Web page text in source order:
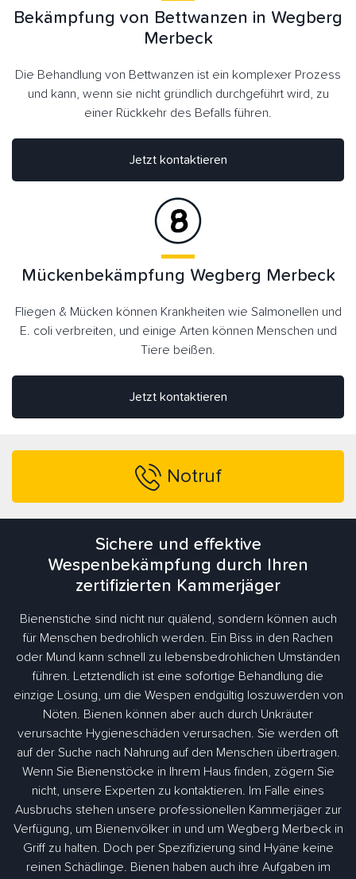
Bekämpfung von Bettwanzen in Wegberg
Merbeck
Die Behandlung von Bettwanzen ist ein komplexer Prozess
und kann, wenn sie nicht gründlich durchgeführt wird, zu
einer Rückkehr des Befalls führen.
Jetzt kontaktieren
Jetzt kontaktieren
Mückenbekämpfung Wegberg Merbeck
Fliegen & Mücken können Krankheiten wie Salmonellen und
E. coli verbreiten, und einige Arten können Menschen und
Tiere beißen.
Notruf
Sichere und effektive
Wespenbekämpfung durch Ihren
zertifizierten Kammerjäger
Bienenstiche sind nicht nur quälend, sondern können auch
für Menschen bedrohlich werden. Ein Biss in den Rachen
oder Mund kann schnell zu lebensbedrohlichen Umständen
führen. Letztendlich ist eine sofortige Behandlung die
einzige Lösung, um die Wespen endgültig loszuwerden von
Nöten. Bienen können aber auch durch Unkräuter
verursachte Hygieneschäden verursachen. Sie werden oft
auf der Suche nach Nahrung auf den Menschen übertragen.
Wenn Sie Bienenstöcke in Ihrem Haus finden, zögern Sie
nicht, unsere Experten zu kontaktieren. Im Falle eines
Ausbruchs stehen unsere professionellen Kammerjäger zur
Verfügung, um Bienenvölker in und um Wegberg Merbeck in
Griff zu halten. Doch per Spezifizierung sind Hyäne keine
reinen Schädlinge. Bienen haben auch ihre Aufgaben im